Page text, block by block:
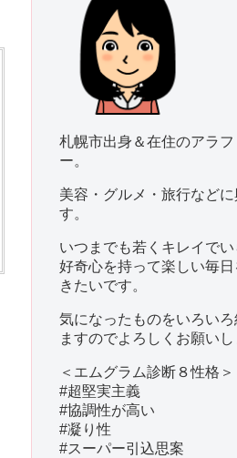
札幌市出身＆在住のアラ
ー。
美容・グルメ・旅行などに
す。
いつまでも若くキレイで
好奇心を持って楽しい毎
きたいです。
気になったものをいろいろ
ますのでよろしくお願いし
＜エムグラム診断８性格＞
#超堅実主義
#協調性が高い
#凝り性
#スーパー引込思案